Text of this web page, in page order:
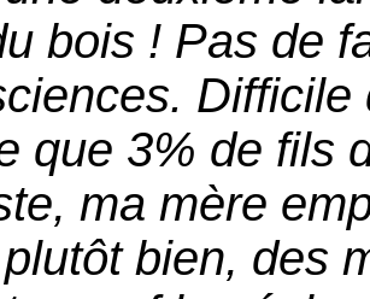
bois ! Pas de
Difficile
que 3% de fils
ma mère
bien, des